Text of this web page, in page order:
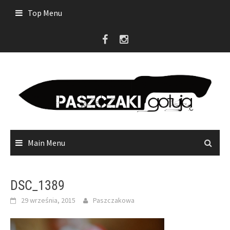
Top Menu
Main Menu
DSC_1389
29 września, 2015 Paszczakowa